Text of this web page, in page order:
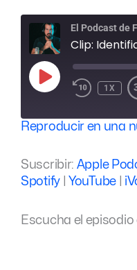
El Podcast de
REPRODUCIR
EPISODIO
10
1X
Spotify
iVoox
FEED RSS
ENLACE
Reproducir en una
Suscribir: Apple
Spotify| YouTube|
Escucha el